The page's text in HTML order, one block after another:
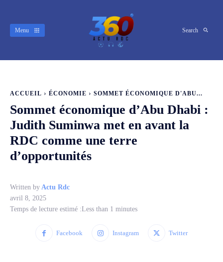
Menu Search
ACCUEIL ÉCONOMIE SOMMET ÉCONOMIQUE D'ABU...
Sommet économique d’Abu Dhabi :
Judith Suminwa met en avant la
RDC comme une terre
d’opportunités
Written by Actu Rdc
avril 8, 2025
Temps de lecture estimé :Less than 1 minutes
Facebook Instagram Twitter